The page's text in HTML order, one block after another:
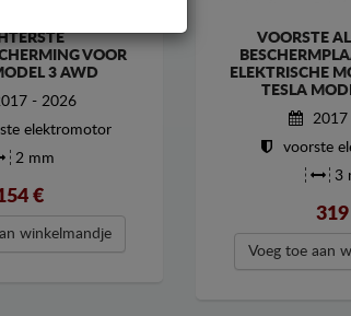
VOOR
3 AWD
- 2026
elektromotor
2 mm
€
winkelmandje
VOORSTE
ELEKTRISCHE
TESLA
2017
voorste
3
319
Voeg toe aan